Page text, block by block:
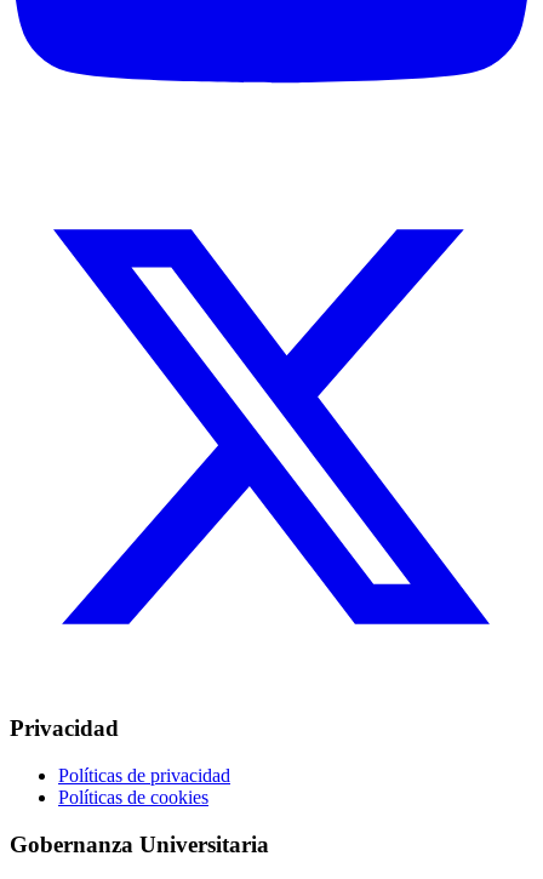
Privacidad
Políticas de privacidad
Políticas de cookies
Gobernanza Universitaria